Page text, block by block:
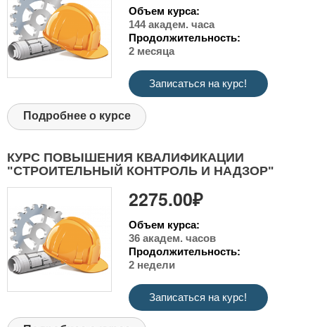
Объем курса:
144 академ. часа
Продолжительность:
2 месяца
Записаться на курс!
Подробнее о курсе
КУРС ПОВЫШЕНИЯ КВАЛИФИКАЦИИ
"СТРОИТЕЛЬНЫЙ КОНТРОЛЬ И НАДЗОР"
2275.00₽
Объем курса:
36 академ. часов
Продолжительность:
2 недели
Записаться на курс!